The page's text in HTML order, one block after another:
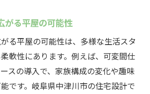
がる平屋の可能性
る平屋の可能性は、多様な生活スタ
軟性にあります。例えば、可変間仕
スの導入で、家族構成の変化や趣味
です。岐阜県中津川市の住宅設計で